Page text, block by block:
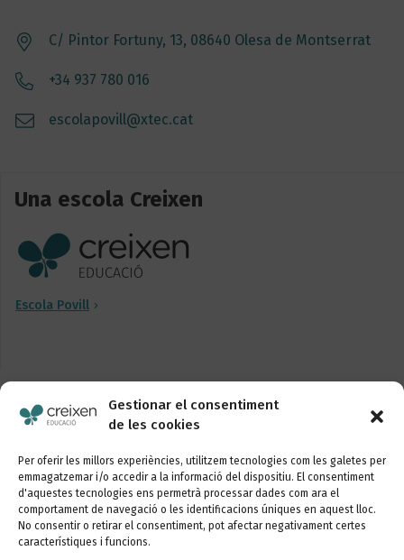
Gestionar el consentiment
de les cookies
Per oferir les millors experiències, utilitzem tecnologies com les galetes per
emmagatzemar i/o accedir a la informació del dispositiu. El consentiment
d'aquestes tecnologies ens permetrà processar dades com ara el
comportament de navegació o les identificacions úniques en aquest lloc.
No consentir o retirar el consentiment, pot afectar negativament certes
característiques i funcions.
C/ Pintor Fortuny, 13, 08640 Olesa de Montserrat
+34 937 780 016
escolapovill@xtec.cat
Una escola Creixen
Escola Povill
Segueix-nos
Vols conèixer les últimes novetats de la nostra
escola?